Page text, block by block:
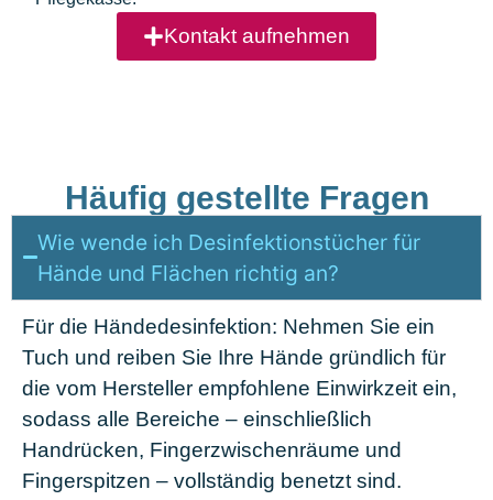
Kontakt aufnehmen
Häufig gestellte Fragen
Wie wende ich Desinfektionstücher für
Hände und Flächen richtig an?
Für die Händedesinfektion: Nehmen Sie ein
Tuch und reiben Sie Ihre Hände gründlich für
die vom Hersteller empfohlene Einwirkzeit ein,
sodass alle Bereiche – einschließlich
Handrücken, Fingerzwischenräume und
Fingerspitzen – vollständig benetzt sind.